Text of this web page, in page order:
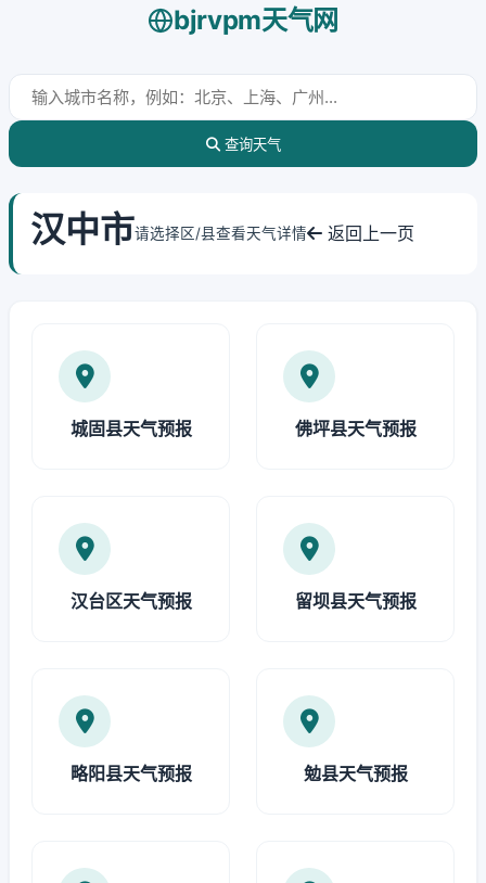
bjrvpm天气网
查询天气
汉中市请选择区/县查看天气详情 返回上一页
城固县天气预报 佛坪县天气预报
汉台区天气预报 留坝县天气预报
略阳县天气预报 勉县天气预报